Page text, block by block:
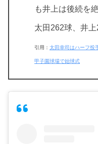
も井上は後続を絶
太田262球、井上
引用： 太田幸司はハーフ投
甲子園球場で始球式